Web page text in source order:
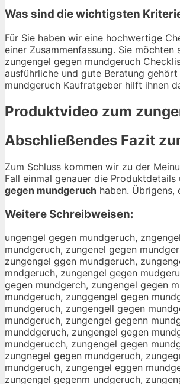
Was sind die wichtigsten
Für Sie haben wir eine hochwertige
einer Zusammenfassung. Sie
zungengel gegen mundgeruch
ausführliche und gute Beratung
mundgeruch Kaufratgeber hilft ihnen
Produktvideo zum
Abschließendes Fazit
Zum Schluss kommen wir zu der
Fall einmal genauer die
gegen mundgeruch haben.
Weitere Schreibweisen:
ungengel gegen mundgeruch, zngengel gegen mundgeruch, zugengel gegen mundgeruch, zunengel gegen mundgeruch, zungngel gegen mundgeruch, zungegel gegen mundgeruch, zungenel gegen mundgeruch, zungengl gegen mundgeruch, zungenge gegen mundgeruch, zungengel gegen mundgeruch, zungengel egen mundgeruch, zungengel ggen mundgeruch, zungengel geen mundgeruch, zungengel gegn mundgeruch, zungengel gege mundgeruch, zungengel gegen undgeruch, zungengel gegen mndgeruch, zungengel gegen mudgeruch, zungengel gegen mungeruch, zungengel gegen munderuch, zungengel gegen mundgruch, zungengel gegen mundgeuch, zungengel gegen mundgerch, zungengel gegen mundgeruh, zungengel gegen mundgeruc, zzungengel gegen mundgeruch, zuungengel gegen mundgeruch, zunngengel gegen mundgeruch, zunggengel gegen mundgeruch, zungeengel gegen mundgeruch, zungenngel gegen mundgeruch, zungenggel gegen mundgeruch, zungengeel gegen mundgeruch, zungengell gegen mundgeruch, zungengel ggegen mundgeruch, zungengel geegen mundgeruch, zungengel geggen mundgeruch, zungengel gegeen mundgeruch, zungengel gegenn mundgeruch, zungengel gegen mmundgeruch, zungengel gegen muundgeruch, zungengel gegen munndgeruch, zungengel gegen munddgeruch, zungengel gegen mundggeruch, zungengel gegen mundgeeruch, zungengel gegen mundgerruch, zungengel gegen mundgeruuch, zungengel gegen mundgerucch, zungengel gegen mundgeruchh, uzngengel gegen mundgeruch, znugengel gegen mundgeruch, zugnengel gegen mundgeruch, zunegngel gegen mundgeruch, zungnegel gegen mundgeruch, zungegnel gegen mundgeruch, zungenegl gegen mundgeruch, zungengle gegen mundgeruch, zungenge lgegen mundgeruch, zungengelg egen mundgeruch, zungengel eggen mundgeruch, zungengel ggeen mundgeruch, zungengel geegn mundgeruch, zungengel gegne mundgeruch, zungengel gege nmundgeruch, zungengel gegenm undgeruch, zungengel gegen umndgeruch, zungengel gegen mnudgeruch, zungengel gegen mudngeruch, zungengel gegen mungderuch, zungengel gegen mundegruch, zungengel gegen mundgreuch, zungengel gegen mundgeurch, zungengel gegen mundgercuh, zungengel gegen mundgeruhc, zungengelgegen mundgeruch, zungengel gegenmundgeruch, xungengel gegen mundgeruch, sungengel gegen mundgeruch, aungengel gegen mundgeruch, zyngengel gegen mundgeruch,